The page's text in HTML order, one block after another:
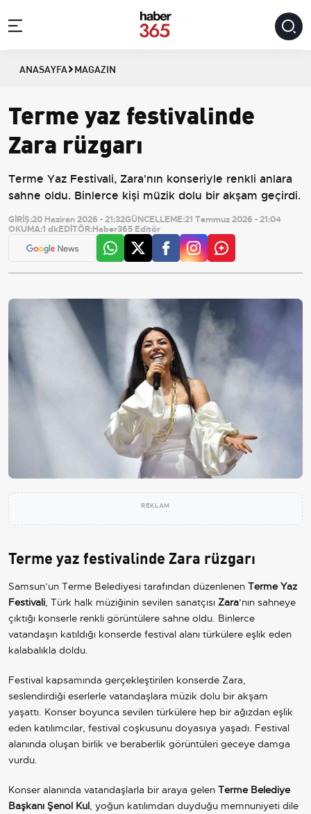
ANASAYFA MAGAZIN
Terme yaz festivalinde
Zara rüzgarı
Terme Yaz Festivali, Zara'nın konseriyle renkli anlara
sahne oldu. Binlerce kişi müzik dolu bir akşam geçirdi.
GİRİŞ:20 Haziran 2026 - 21:32GÜNCELLEME:21 Temmuz 2026 - 21:04
OKUMA:1 dkEDİTÖR:Haber365 Editör
REKLAM
Terme yaz festivalinde Zara rüzgarı
Samsun’un Terme Belediyesi tarafından düzenlenen Terme Yaz
Festivali, Türk halk müziğinin sevilen sanatçısı Zara’nın sahneye
çıktığı konserle renkli görüntülere sahne oldu. Binlerce
vatandaşın katıldığı konserde festival alanı türkülere eşlik eden
kalabalıkla doldu.
Festival kapsamında gerçekleştirilen konserde Zara,
seslendirdiği eserlerle vatandaşlara müzik dolu bir akşam
yaşattı. Konser boyunca sevilen türkülere hep bir ağızdan eşlik
eden katılımcılar, festival coşkusunu doyasıya yaşadı. Festival
alanında oluşan birlik ve beraberlik görüntüleri geceye damga
vurdu.
Konser alanında vatandaşlarla bir araya gelen Terme Belediye
Başkanı Şenol Kul, yoğun katılımdan duyduğu memnuniyeti dile